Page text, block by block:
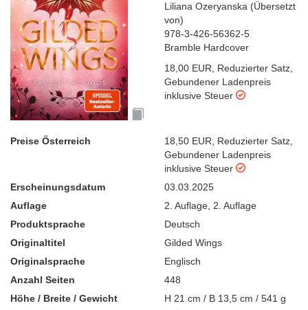
Liliana Ozeryanska (Übersetzt
von)
978-3-426-56362-5
Bramble Hardcover
18,00 EUR
Reduzierter Satz
Gebundener Ladenpreis
inklusive Steuer
Preise Österreich 18,50 EUR Reduzierter Satz
Gebundener Ladenpreis
inklusive Steuer
Erscheinungsdatum
03.03.2025
Auflage
2. Auflage 2. Auflage
Produktsprache
Deutsch
Originaltitel
Gilded Wings
Originalsprache
Englisch
Anzahl Seiten
448
Höhe / Breite / Gewicht
H 21 cm / B 13,5 cm / 541 g